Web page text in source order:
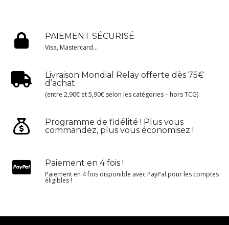
PAIEMENT SÉCURISÉ
Visa, Mastercard...
Livraison Mondial Relay offerte dès 75€
d’achat
(entre 2,90€ et 5,90€ selon les catégories – hors TCG)
Programme de fidélité ! Plus vous
commandez, plus vous économisez !
Paiement en 4 fois !
Paiement en 4 fois disponible avec PayPal pour les comptes
éligibles !